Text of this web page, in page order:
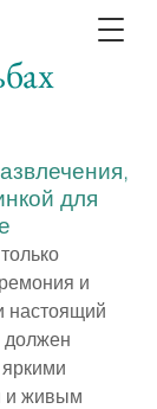
для
и
настоящий
должен
и живым